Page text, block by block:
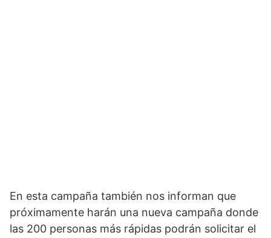
En esta campaña también nos informan que
próximamente harán una nueva campaña donde
las 200 personas más rápidas podrán solicitar el